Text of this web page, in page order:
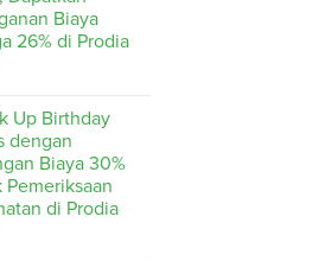
Biaya
26% di Prodia
Up Birthday
dengan
Biaya 30%
Pemeriksaan
di Prodia